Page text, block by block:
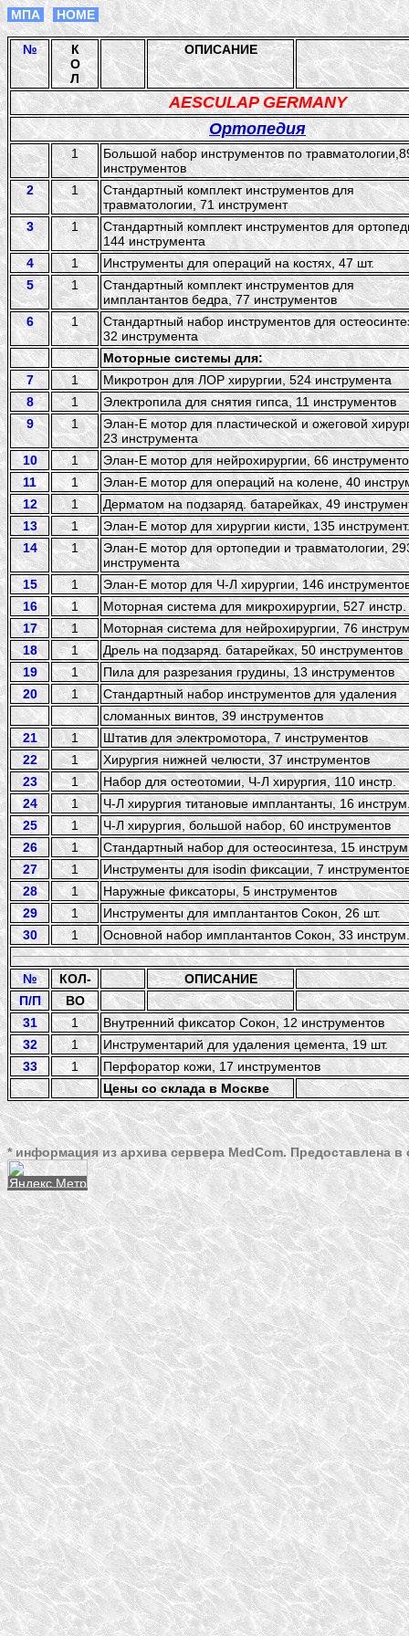
МПА НОME
№
К
О
Л
ОПИСАНИЕ
AESCULAP GERMANY
Ортопедия
1
Большой набор инструментов по
инструментов
2
1
Стандартный комплект инструментов для
травматологии, 71 инструмент
3
1
Стандартный комплект инструментов для
144 инструмента
4
1
Инструменты для операций на костях, 47 шт.
5
1
Стандартный комплект инструментов для
имплантантов бедра, 77 инструментов
6
1
Стандартный набор инструментов для
32 инструмента
Моторные системы для:
7
1
Микротрон для ЛОР хирургии, 524 инструмента
8
1
Электропила для снятия гипса, 11 инструментов
9
1
Элан-Е мотор для пластической и ожеговой
23 инструмента
10
1
Элан-Е мотор для нейрохирургии, 66
11
1
Элан-Е мотор для операций на колене, 40
12
1
Дерматом на подзаряд. батарейках, 49
13
1
Элан-Е мотор для хирургии кисти, 135 инструмент.
14
1
Элан-Е мотор для ортопедии и травматологии,
инструмента
15
1
Элан-Е мотор для Ч-Л хирургии, 146
16
1
Моторная система для микрохирургии, 527 инстр.
17
1
Моторная система для нейрохирургии, 76
18
1
Дрель на подзаряд. батарейках, 50 инструментов
19
1
Пила для разрезания грудины, 13 инструментов
20
1
Стандартный набор инструментов для удаления
сломанных винтов, 39 инструментов
21
1
Штатив для электромотора, 7 инструментов
22
1
Хирургия нижней челюсти, 37 инструментов
23
1
Набор для остеотомии, Ч-Л хирургия, 110 инстр.
24
1
Ч-Л хирургия титановые имплантанты, 16
25
1
Ч-Л хирургия, большой набор, 60 инструментов
26
1
Стандартный набор для остеосинтеза, 15
27
1
Инструменты для isodin фиксации, 7
28
1
Наружные фиксаторы, 5 инструментов
29
1
Инструменты для имплантантов Сокон, 26 шт.
30
1 Основной набор имплантантов Сокон, 33 инструм.
№ КОЛ-
ОПИСАНИЕ
П/П
ВО
31
1
Внутренний фиксатор Сокон, 12 инструментов
32
1
Инструментарий для удаления цемента, 19 шт.
33
1
Перфоратор кожи, 17 инструментов
Цены со склада в Москве
* информация из архива сервера MedCom. Предоставлена